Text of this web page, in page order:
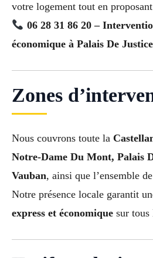
votre logement tout en
06 28 31 86 20 –
économique à Palais De
Zones
Nous couvrons toute la
Notre-Dame Du Mont, Palais
Vauban, ainsi que l’ensemble
Notre présence locale garantit
express et économique sur tous